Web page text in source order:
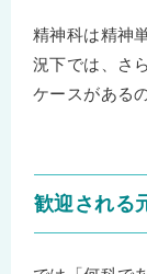
精神科は精神
況下では、さ
ケースがある
歓迎される